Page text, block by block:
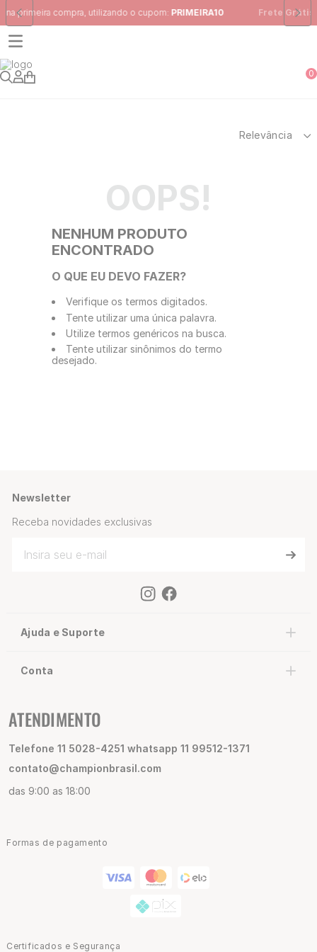
PRIMEIRA10 Frete Grátispara região Sudeste em pedidos
0
Relevância
OOPS!
NENHUM PRODUTO
ENCONTRADO
O QUE EU DEVO FAZER?
Verifique os termos digitados.
Tente utilizar uma única palavra.
Utilize termos genéricos na busca.
Tente utilizar sinônimos do termo
desejado.
Newsletter
Receba novidades exclusivas
Ajuda e Suporte
Conta
ATENDIMENTO
Telefone 11 5028-4251 whatsapp 11 99512-1371
contato@championbrasil.com
das 9:00 as 18:00
Formas de pagamento
Certificados e Segurança